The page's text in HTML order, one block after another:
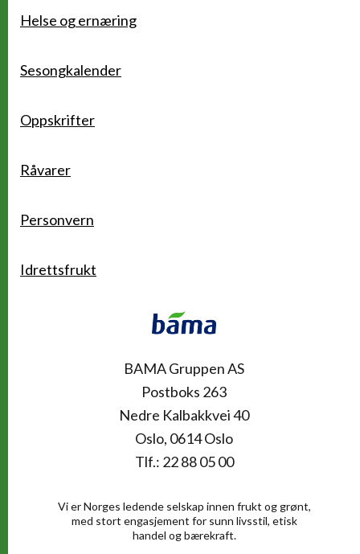
BAMA Gruppen AS
Postboks 263
Nedre Kalbakkvei 40
Oslo, 0614 Oslo
Tlf.: 22 88 05 00
Helse og ernæring
Sesongkalender
Oppskrifter
Råvarer
Personvern
Idrettsfrukt
Vi er Norges ledende selskap innen frukt og grønt,
med stort engasjement for sunn livsstil, etisk
handel og bærekraft.